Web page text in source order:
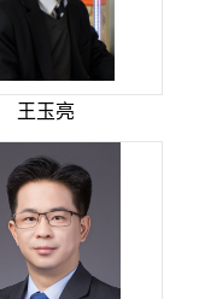
王玉亮